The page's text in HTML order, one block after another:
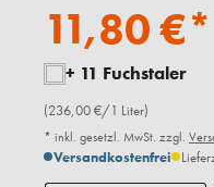
11,80 €*
+ 11 Fuchstaler
(236,00 €/1 Liter)
* inkl. gesetzl. MwSt. zzgl.
Versandkostenfrei